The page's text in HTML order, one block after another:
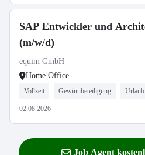
SAP Entwickler und
(m/w/d)
equim GmbH
Home Office
Vollzeit Gewinnbeteiligung
02.08.2026
Job Agent